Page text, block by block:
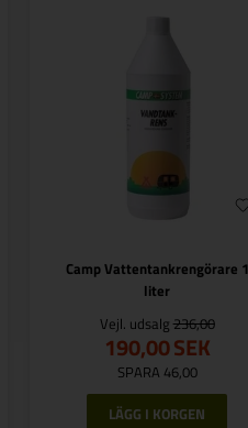
Camp Vattentankrengörare 1
liter
Vejl. udsalg 236,00
190,00SEK
SPARA 46,00